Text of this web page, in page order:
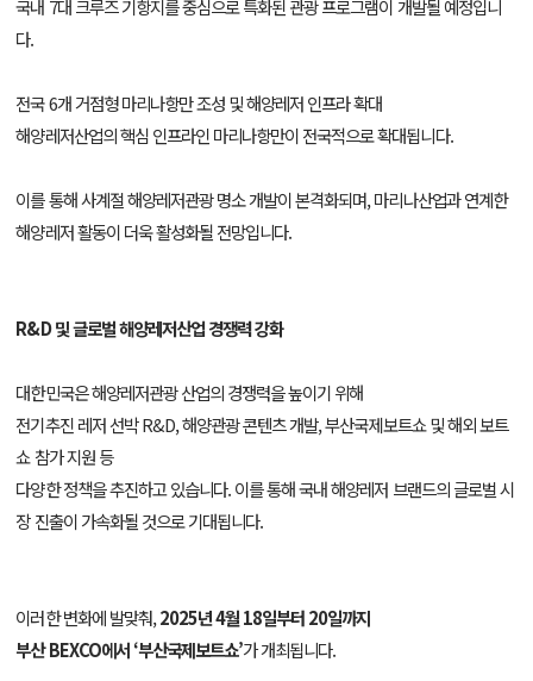
국내 7대 크루즈 기항지를 중심으로 특화된 관광 프로그램이 개발될 예정입니
다.
전국 6개 거점형 마리나항만 조성 및 해양레저 인프라 확대
해양레저산업의 핵심 인프라인 마리나항만이 전국적으로 확대됩니다.
이를 통해 사계절 해양레저관광 명소 개발이 본격화되며, 마리나산업과 연계한
해양레저 활동이 더욱 활성화될 전망입니다.
R&D 및 글로벌 해양레저산업 경쟁력 강화
대한민국은 해양레저관광 산업의 경쟁력을 높이기 위해
전기추진 레저 선박 R&D, 해양관광 콘텐츠 개발, 부산국제보트쇼 및 해외 보트
쇼 참가 지원 등
다양한 정책을 추진하고 있습니다. 이를 통해 국내 해양레저 브랜드의 글로벌 시
장 진출이 가속화될 것으로 기대됩니다.
이러한 변화에 발맞춰,2025년 4월 18일부터 20일까지
부산 BEXCO에서 ‘부산국제보트쇼’가 개최됩니다.